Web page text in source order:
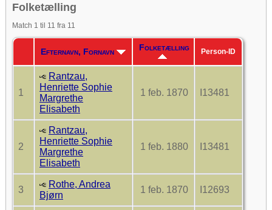
Folketælling
Match 1 til 11 fra 11
Efternavn, Fornavn Folketælling Person-ID
1
Rantzau,
Henriette Sophie
Margrethe
Elisabeth
1 feb. 1870 I13481
2
Rantzau,
Henriette Sophie
Margrethe
Elisabeth
1 feb. 1880 I13481
3
Rothe, Andrea
Bjørn
1 feb. 1870 I12693